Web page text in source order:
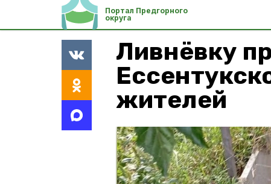
Портал Предгорного
округа
Ливнёвку
жителей